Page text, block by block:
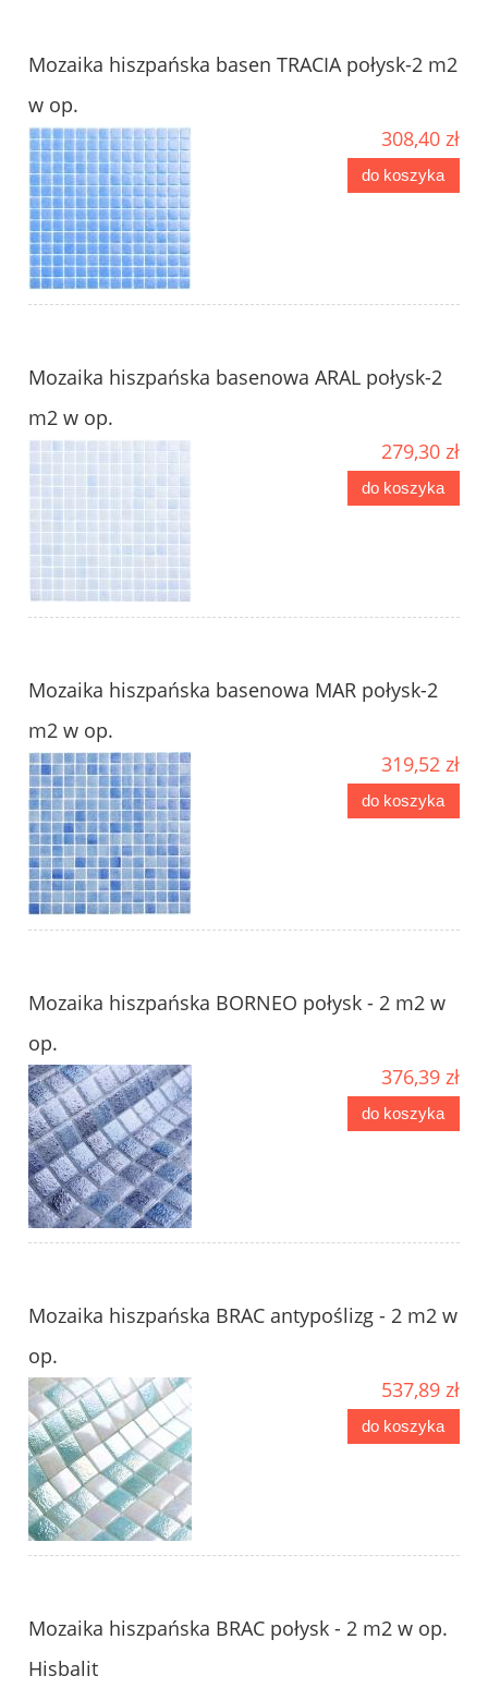
Mozaika hiszpańska basen TRACIA połysk-2 m2
w op.
308,40 zł
do koszyka
Mozaika hiszpańska basenowa ARAL połysk-2
m2 w op.
279,30 zł
do koszyka
Mozaika hiszpańska basenowa MAR połysk-2
m2 w op.
319,52 zł
do koszyka
Mozaika hiszpańska BORNEO połysk - 2 m2 w
op.
376,39 zł
do koszyka
Mozaika hiszpańska BRAC antypoślizg - 2 m2 w
op.
537,89 zł
do koszyka
Mozaika hiszpańska BRAC połysk - 2 m2 w op.
Hisbalit